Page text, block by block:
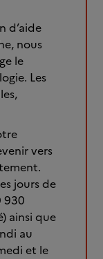
d’aide
nous
le
Les
vers
jours de
930
ainsi que
au
et le